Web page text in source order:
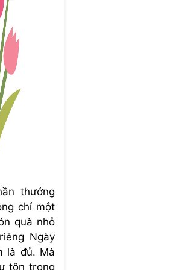
thưởng
chỉ một
quà nhỏ
Ngày
là đủ. Mà
tôn trọng